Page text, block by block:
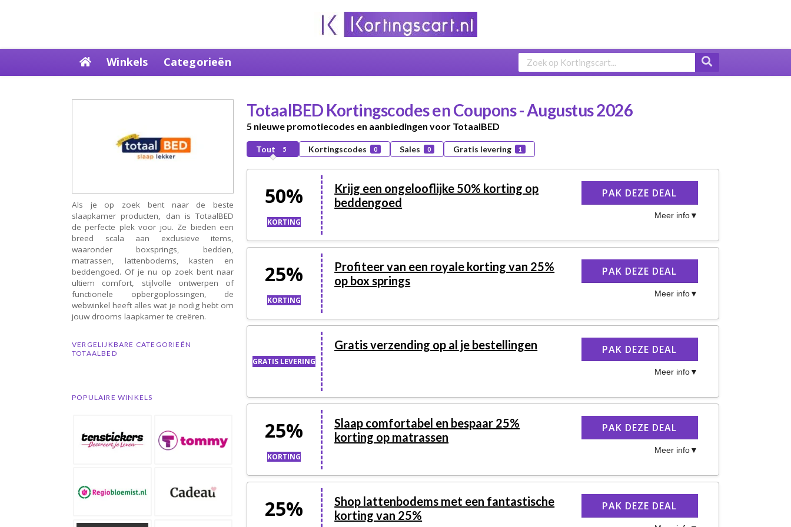
content
Winkels Categorieën
TotaalBED Kortingscodes en Coupons - Augustus 2026
5 nieuwe promotiecodes en aanbiedingen voor TotaalBED
Tout 5 Kortingscodes 0 Sales 0 Gratis levering 1
50%
KORTING
Krijg een ongelooflijke 50% korting op
beddengoed
PAK DEZE DEAL
Meer info
25%
KORTING
Profiteer van een royale korting van 25%
op box springs
PAK DEZE DEAL
Meer info
GRATIS LEVERING
Gratis verzending op al je bestellingen PAK DEZE DEAL
Meer info
25%
KORTING
Slaap comfortabel en bespaar 25%
korting op matrassen
PAK DEZE DEAL
Meer info
25%
Shop lattenbodems met een fantastische
korting van 25%
PAK DEZE DEAL
Als je op zoek bent naar de beste
slaapkamer producten, dan is TotaalBED
de perfecte plek voor jou. Ze bieden een
breed scala aan exclusieve items,
waaronder boxsprings, bedden,
matrassen, lattenbodems, kasten en
beddengoed. Of je nu op zoek bent naar
ultiem comfort, stijlvolle ontwerpen of
functionele opbergoplossingen, de
webwinkel heeft alles wat je nodig hebt om
jouw drooms laapkamer te creëren.
VERGELIJKBARE CATEGORIEËN
TOTAALBED
POPULAIRE WINKELS